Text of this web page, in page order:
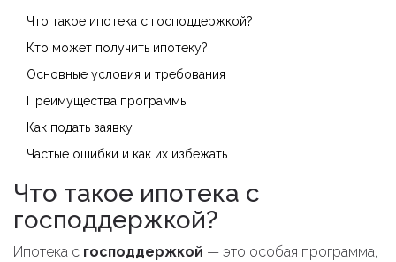
Что такое ипотека с господдержкой?
Кто может получить ипотеку?
Основные условия и требования
Преимущества программы
Как подать заявку
Частые ошибки и как их избежать
Что такое ипотека с
господдержкой?
Ипотека с господдержкой — это особая программа,